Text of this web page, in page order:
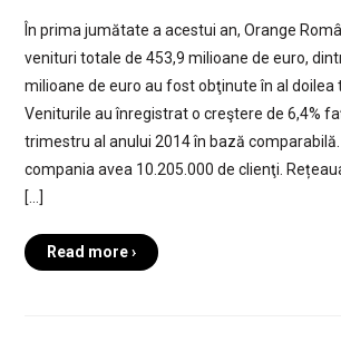
În prima jumătate a acestui an, Orange
venituri totale de 453,9 milioane de euro,
milioane de euro au fost obţinute în al doilea
Veniturile au înregistrat o creştere de 6,4%
trimestru al anului 2014 în bază comparabilă.
compania avea 10.205.000 de clienţi.
[…]
Read more ›